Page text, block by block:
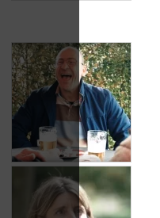
Trigger- en
risicofactoren voor
migraine en
hoofdpijn
Jean, 58 jaar,
geniet van het leven,